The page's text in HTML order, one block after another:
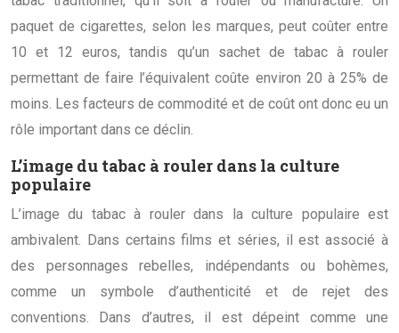
paquet de cigarettes, selon les marques, peut coûter entre
10 et 12 euros, tandis qu’un sachet de tabac à rouler
permettant de faire l’équivalent coûte environ 20 à 25% de
moins. Les facteurs de commodité et de coût ont donc eu un
rôle important dans ce déclin.
L’image du tabac à rouler dans la culture
populaire
L’image du tabac à rouler dans la culture populaire est
ambivalent. Dans certains films et séries, il est associé à
des personnages rebelles, indépendants ou bohèmes,
comme un symbole d’authenticité et de rejet des
conventions. Dans d’autres, il est dépeint comme une